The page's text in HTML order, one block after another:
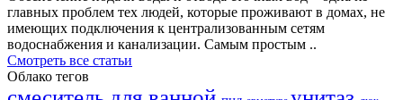
главных проблем тех людей, которые проживают в домах, не
имеющих подключения к централизованным сетям
водоснабжения и канализации. Самым простым ..
Смотреть все статьи
Облако тегов